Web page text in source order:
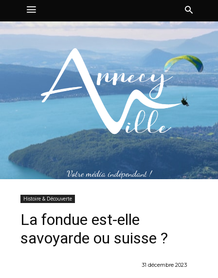
Votre média indépendant !
Histoire & Découverte
La fondue est-elle
savoyarde ou suisse ?
31 décembre 2023